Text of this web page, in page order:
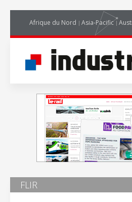
Afrique du Nord Asia-Pacific
FLIR